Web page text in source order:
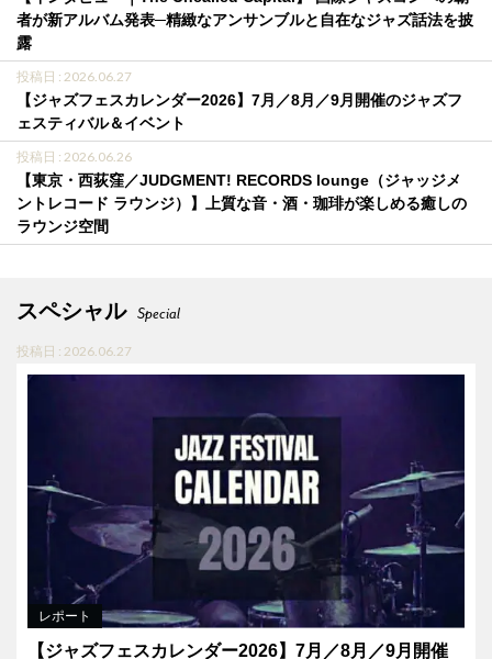
者が新アルバム発表─精緻なアンサンブルと自在なジャズ話法を披
露
投稿日 : 2026.06.27
【ジャズフェスカレンダー2026】7月／8月／9月開催のジャズフ
ェスティバル＆イベント
投稿日 : 2026.06.26
【東京・西荻窪／JUDGMENT! RECORDS lounge（ジャッジメ
ントレコード ラウンジ）】上質な音・酒・珈琲が楽しめる癒しの
ラウンジ空間
スペシャル Special
投稿日 : 2026.06.27
レポート
【ジャズフェスカレンダー2026】7月／8月／9月開催